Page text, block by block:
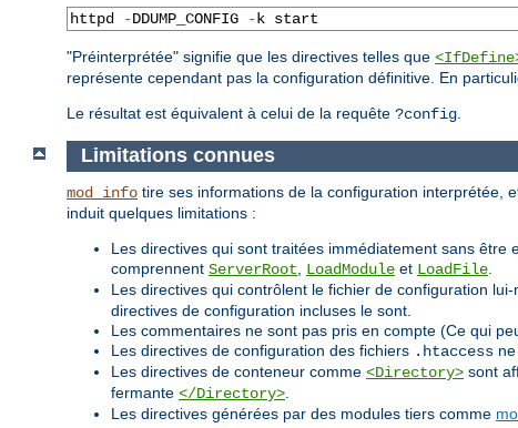
httpd -DDUMP_CONFIG -k start
"Préinterprétée" signifie que les directives telles que
représente cependant pas la configuration définitive. En
Le résultat est équivalent à celui de la requête ?config
Limitations connues
mod_info tire ses informations de la configuration interprétée,
induit quelques limitations :
Les directives qui sont traitées immédiatement sans
comprennent ServerRoot LoadModule et LoadFile
Les directives qui contrôlent le fichier de configuration
directives de configuration incluses le sont.
Les commentaires ne sont pas pris en compte (Ce qui
Les directives de configuration des fichiers .htaccess
Les directives de conteneur comme <Directory> sont
fermante </Directory>
Les directives générées par des modules tiers comme